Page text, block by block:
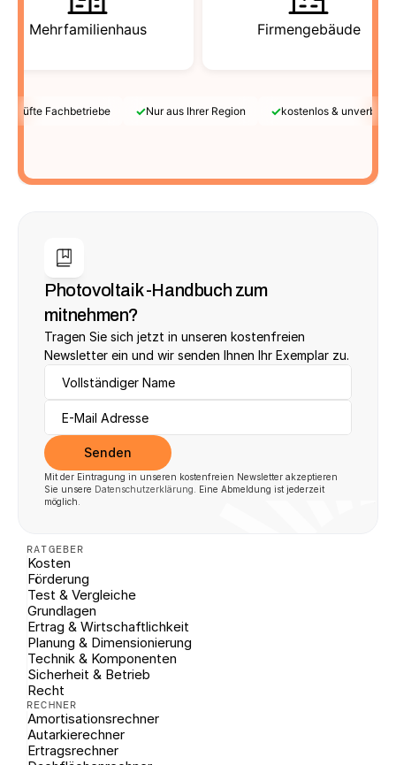
Mehrfamilienhaus Firmengebäude
Fachbetriebe ✓Nur aus Ihrer Region ✓kostenlos &
Photovoltaik -Handbuch zum
mitnehmen?
Tragen Sie sich jetzt in unseren kostenfreien
Newsletter ein und wir senden Ihnen Ihr Exemplar zu.
Senden
Mit der Eintragung in unseren kostenfreien Newsletter akzeptieren
Sie unsere Datenschutzerklärung . Eine Abmeldung ist jederzeit
möglich.
RATGEBER
Kosten
Förderung
Test & Vergleiche
Grundlagen
Ertrag & Wirtschaftlichkeit
Planung & Dimensionierung
Technik & Komponenten
Sicherheit & Betrieb
Recht
RECHNER
Amortisationsrechner
Autarkierechner
Ertragsrechner